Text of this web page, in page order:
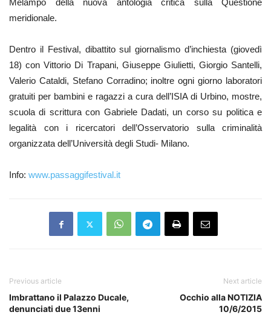
Melampo della nuova antologia critica sulla Questione
meridionale.
Dentro il Festival, dibattito sul giornalismo d’inchiesta (giovedì
18) con Vittorio Di Trapani, Giuseppe Giulietti, Giorgio Santelli,
Valerio Cataldi, Stefano Corradino; inoltre ogni giorno laboratori
gratuiti per bambini e ragazzi a cura dell’ISIA di Urbino, mostre,
scuola di scrittura con Gabriele Dadati, un corso su politica e
legalità con i ricercatori dell’Osservatorio sulla criminalità
organizzata dell’Università degli Studi- Milano.
Info: www.passaggifestival.it
Previous article
Imbrattano il Palazzo Ducale,
denunciati due 13enni
Next article
Occhio alla NOTIZIA
10/6/2015